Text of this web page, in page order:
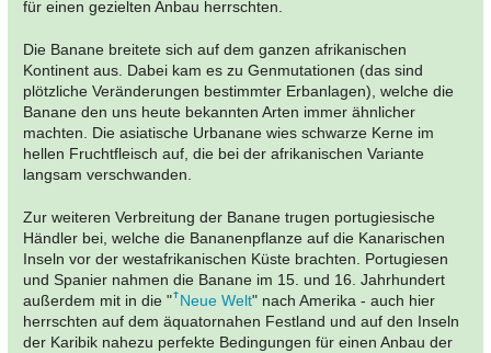
für einen gezielten Anbau herrschten.
Die Banane breitete sich auf dem ganzen afrikanischen
Kontinent aus. Dabei kam es zu Genmutationen (das sind
plötzliche Veränderungen bestimmter Erbanlagen), welche die
Banane den uns heute bekannten Arten immer ähnlicher
machten. Die asiatische Urbanane wies schwarze Kerne im
hellen Fruchtfleisch auf, die bei der afrikanischen Variante
langsam verschwanden.
Zur weiteren Verbreitung der Banane trugen portugiesische
Händler bei, welche die Bananenpflanze auf die Kanarischen
Inseln vor der westafrikanischen Küste brachten. Portugiesen
und Spanier nahmen die Banane im 15. und 16. Jahrhundert
außerdem mit in die " Neue Welt" nach Amerika - auch hier
herrschten auf dem äquatornahen Festland und auf den Inseln
der Karibik nahezu perfekte Bedingungen für einen Anbau der